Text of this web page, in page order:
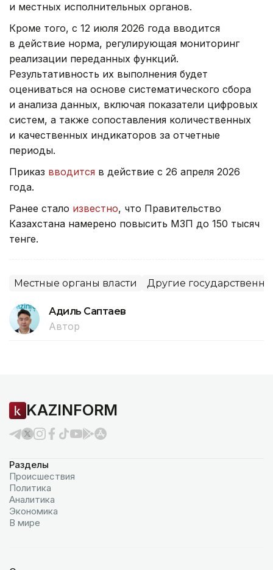
и местных исполнительных органов.
Кроме того, с 12 июля 2026 года вводится
в действие норма, регулирующая мониторинг
реализации переданных функций.
Результативность их выполнения будет
оцениваться на основе систематического сбора
и анализа данных, включая показатели цифровых
систем, а также сопоставления количественных
и качественных индикаторов за отчетные
периоды.
Приказ вводится в действие с 26 апреля 2026
года.
Ранее стало известно, что Правительство
Казахстана намерено повысить МЗП до 150 тысяч
тенге.
Местные органы власти Другие
Адиль Саптаев
Автор
KAZINFORM
Разделы
Происшествия
Политика
Аналитика
Экономика
В мире